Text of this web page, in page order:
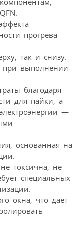
прогрева
так и снизу.
при выполнении
благодаря
для пайки, а
—
основанная на
токсична, не
специальных
окна, что дает